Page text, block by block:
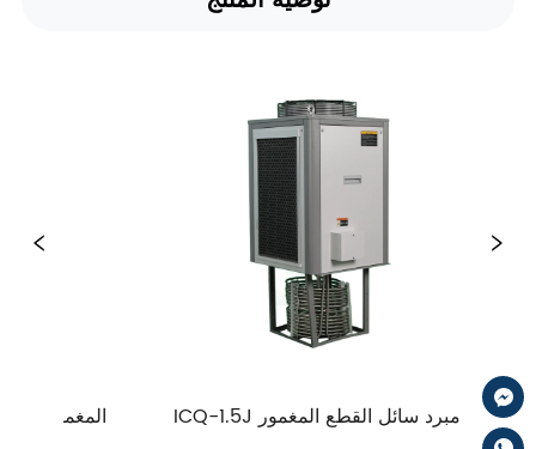
ICQ-1.5J مبرد سائل القطع المغمور